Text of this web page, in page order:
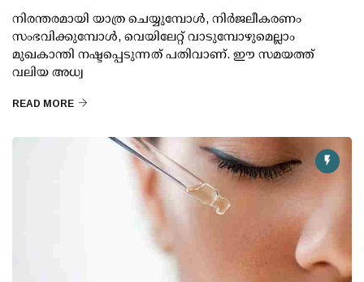
നിരന്തരമായി യാത്ര ചെയ്യുമ്പോള്‍, നിര്‍ജലീകരണം
സംഭവിക്കുമ്പോള്‍, വെയിലേറ്റ് വാടുമ്പോഴുമെല്ലാം
മുഖകാന്തി നഷ്ടപ്പെടുന്നത് പതിവാണ്. ഈ സമയത്ത്
വലിയ അധ്വ
READ MORE